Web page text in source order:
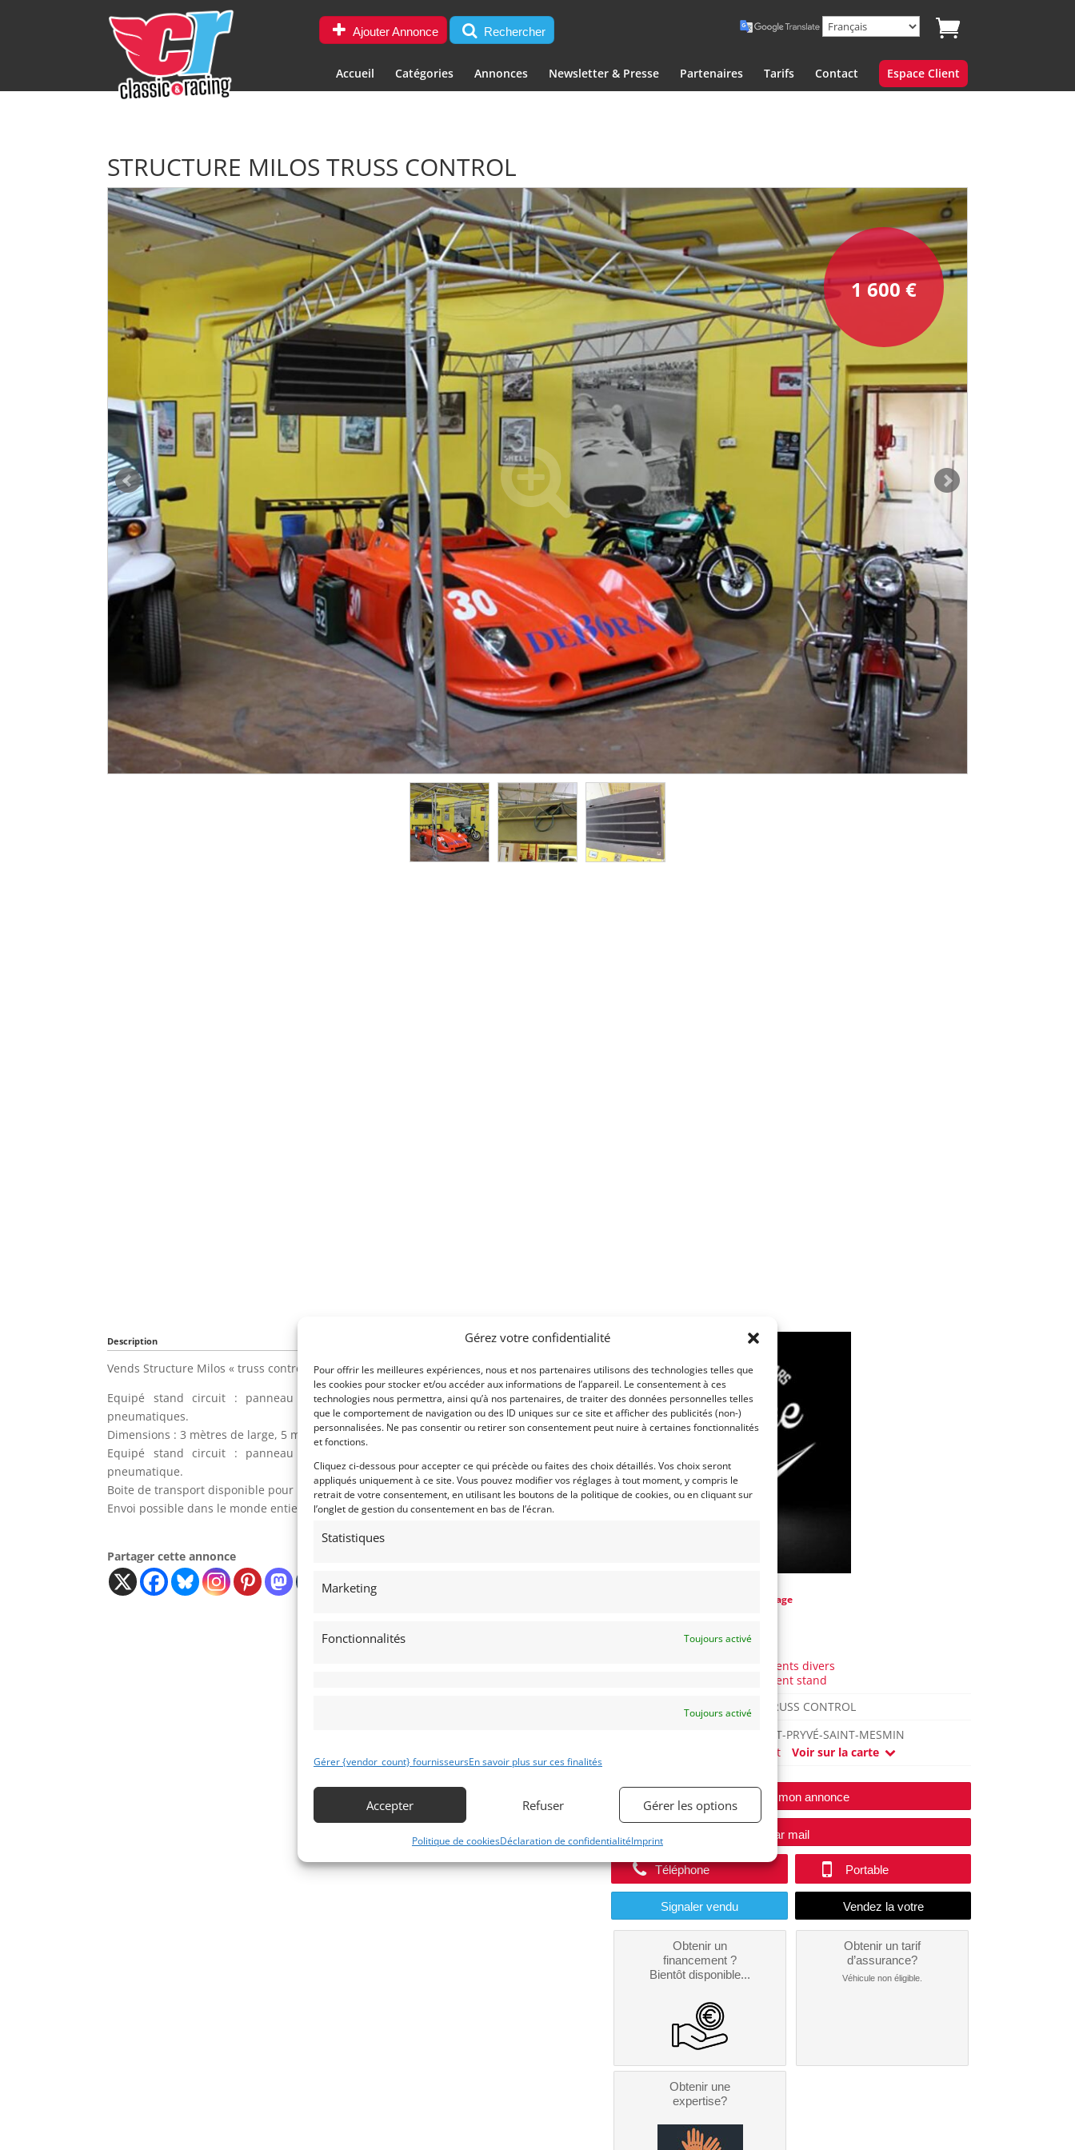
Gérez votre confidentialité
Pour offrir les meilleures expériences, nous et nos partenaires utilisons des technologies telles que
les cookies pour stocker et/ou accéder aux informations de l’appareil. Le consentement à ces
technologies nous permettra, ainsi qu’à nos partenaires, de traiter des données personnelles telles
que le comportement de navigation ou des ID uniques sur ce site et afficher des publicités (non-)
personnalisées. Ne pas consentir ou retirer son consentement peut nuire à certaines fonctionnalités
et fonctions.
Cliquez ci-dessous pour accepter ce qui précède ou faites des choix détaillés. Vos choix seront
appliqués uniquement à ce site. Vous pouvez modifier vos réglages à tout moment, y compris le
retrait de votre consentement, en utilisant les boutons de la politique de cookies, ou en cliquant sur
l’onglet de gestion du consentement en bas de l’écran.
Statistiques
Marketing
Fonctionnalités Toujours activé
Toujours activé
Gérer {vendor_count} fournisseursEn savoir plus sur ces finalités
Accepter Refuser Gérer les options
Politique de cookiesDéclaration de confidentialitéImprint
Ajouter Annonce Rechercher
Accueil Catégories Annonces Newsletter & Presse Partenaires Tarifs Contact Espace Client
STRUCTURE MILOS TRUSS CONTROL
1 600€
Description
Vends Structure Milos « truss control « .
Equipé stand circuit : panneau lumineux avec prises de courant et raccords
pneumatiques.
Dimensions : 3 mètres de large, 5 mètres de long et 3 mètres de haut.
Equipé stand circuit : panneau lumineux avec prises de courant et raccords
pneumatique.
Boite de transport disponible pour le panneau .
Envoi possible dans le monde entier sur demande
Partager cette annonce
Vintage-Garage
Equipements divers
Equipement stand
MILOS TRUSS CONTROL
SAINT-PRYVÉ-SAINT-MESMIN
(45) Loiret
Voir sur la carte
Modifier mon annonce
Contacter le vendeur par mail
Téléphone Portable
Signaler vendu
Obtenir un
financement ?
Bientôt disponible...
Obtenir un tarif
d’assurance?
Véhicule non éligible.
Obtenir une
expertise?